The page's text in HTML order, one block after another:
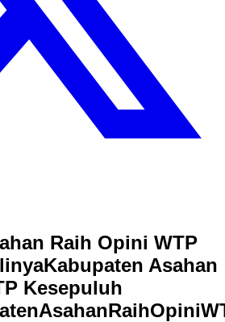
Raih Opini WTP
Kabupaten Asahan
Kesepuluh
atenAsahanRaihOpiniW